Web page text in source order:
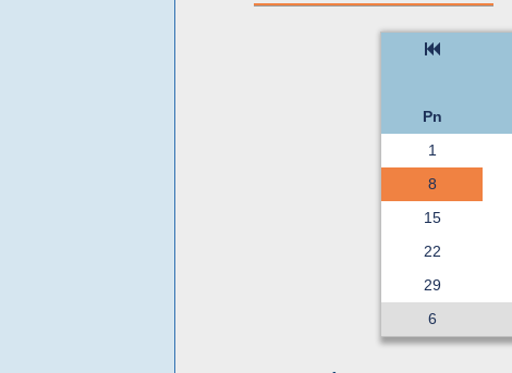
Pn
1
8
15
22
29
6